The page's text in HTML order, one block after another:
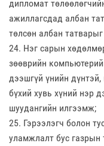
дипломат
ажиллагсдад албан
төлсөн албан
24. Нэг сарын
зөөврийн
дээшгүй үнийн
бүхий хувь хүний нэр
шуудангийн илгээмж;
25. Гэрээлэгч болон
уламжлалт бус газрын